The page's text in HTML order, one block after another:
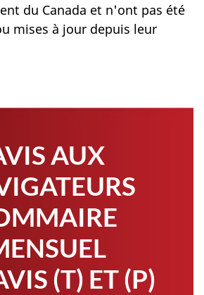
du Canada et n'ont pas été
mises à jour depuis leur
AUX
(T) ET (P)